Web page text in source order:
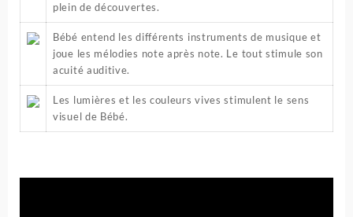
plein de découvertes.
Bébé entend les différents instruments de musique et
joue les mélodies note après note. Le tout stimule son
acuité auditive.
Les lumières et les couleurs vives stimulent le sens
visuel de Bébé.